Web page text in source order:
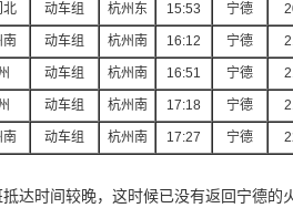
北 动车组 杭州东 15:53 宁德
南 动车组 杭州南 16:12 宁德
动车组 杭州南 16:51 宁德
动车组 杭州南 17:18 宁德
南 动车组 杭州南 17:27 宁德
达时间较晚，这时候已没有返回宁德的